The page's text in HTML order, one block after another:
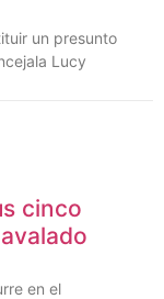
un presunto
Lucy
cinco
en el